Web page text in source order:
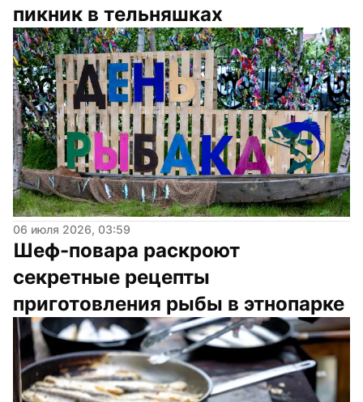
пикник в тельняшках
06 июля 2026, 03:59
Шеф-повара раскроют
секретные рецепты
приготовления рыбы в этнопарке